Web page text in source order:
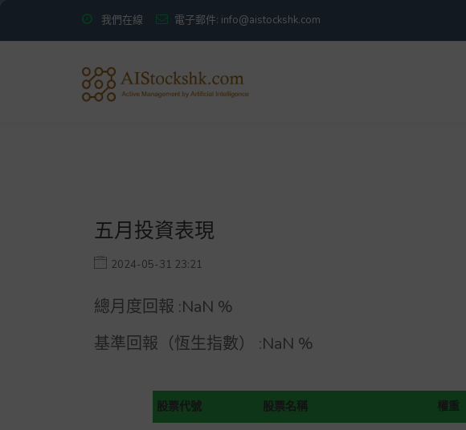
我們在線 電子郵件: info@aistockshk.com
五月投資表現
2024-05-31 23:21
總月度回報 :NaN %
基準回報（恆生指數） :NaN %
股票代號 股票名稱 權重